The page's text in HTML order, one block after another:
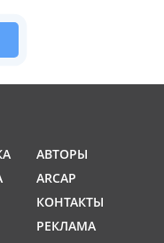
АВТОРЫ
ARCAP
КОНТАКТЫ
РЕКЛАМА